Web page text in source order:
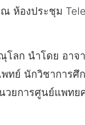
ห้องประชุม
ลก นำโดย อาจ
ทย์ นักวิชาการ
ยการศูนย์แพทย